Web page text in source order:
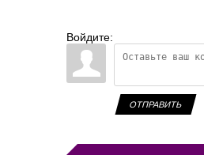
Войдите:
ОТПРАВИТЬ